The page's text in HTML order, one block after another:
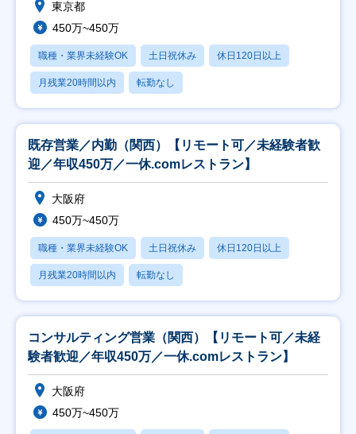
東京都
450万~450万
職種・業界未経験OK 土日祝休み 休日120日以上
月残業20時間以内 転勤なし
既存営業／内勤（関西）【リモート可／未経験者歓
迎／年収450万／一休.comレストラン】
大阪府
450万~450万
職種・業界未経験OK 土日祝休み 休日120日以上
月残業20時間以内 転勤なし
コンサルティング営業（関西）【リモート可／未経
験者歓迎／年収450万／一休.comレストラン】
大阪府
450万~450万